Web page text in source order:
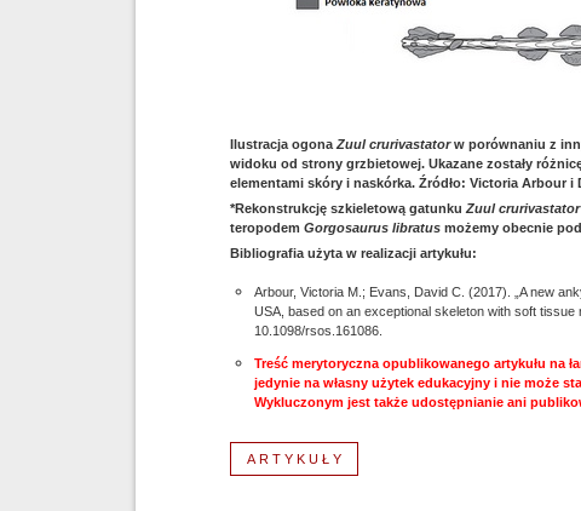
Ilustracja ogonaZuul crurivastatorw porównaniu z
widoku od strony grzbietowej. Ukazane zostały
elementami skóry i naskórka. Źródło: Victoria Arbour i
*Rekonstrukcję szkieletową gatunkuZuul
teropodemGorgosaurus libratusmożemy obecnie
Bibliografia użyta w realizacji artykułu:
Arbour, Victoria M.; Evans, David C. (2017). „A new
USA, based on an exceptional skeleton with soft tissue
10.1098/rsos.161086.
Treść merytoryczna opublikowanego artykułu na
jedynie na własny użytek edukacyjny i nie może
Wykluczonym jest także udostępnianie ani
ARTYKUŁY